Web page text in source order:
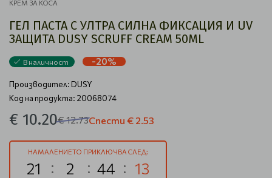
КРЕМ ЗА КОСА
ГЕЛ ПАСТА С УЛТРА СИЛНА ФИКСАЦИЯ И UV
ЗАЩИТА DUSY SCRUFF CREAM 50ML
В наличност -20%
Производител:DUSY
Код на продукта: 20068074
€ 10.20€ 12.73Спести € 2.53
НАМАЛЕНИЕТО ПРИКЛЮЧВА СЛЕД:
21 2 44 12